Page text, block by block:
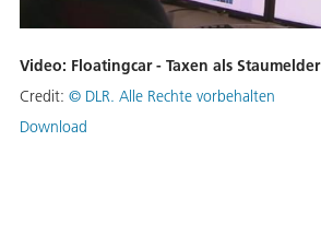
Video: Floatingcar - Taxen als Staumelder
Credit: © DLR. Alle Rechte vorbehalten
Download